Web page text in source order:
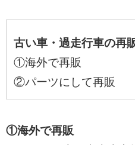
古い車・過走行車の再
①海外で再販
②パーツにして再販
①海外で再販